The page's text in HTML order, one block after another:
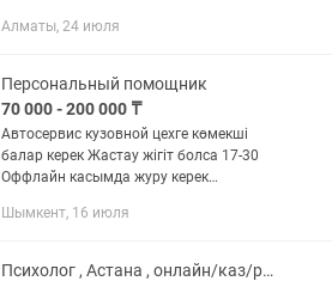
дайындауға өте ыңғайлы 🍽️ Жаңа,
Алматы, 24 июля
Персональный помощник
70 000 - 200 000 ₸
Автосервис кузовной цехге көмекші
балар керек Жастау жігіт болса 17-30
Оффлайн касымда журу керек
бірқатар іскерлік тапсырмаларды
Шымкент, 16 июля
Психолог , Астана , онлайн/каз/рус/ групповая и личная терапия